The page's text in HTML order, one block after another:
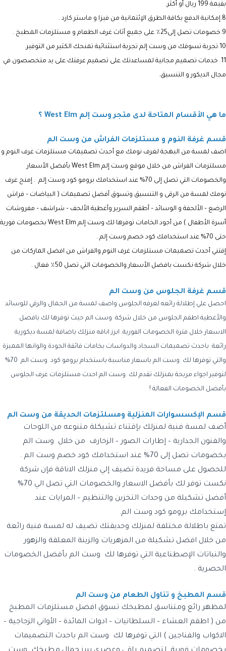
بقيمة 199 ريال أو أكثر.
8.إمكانية الدفع بكافة الطرق الإئتمانية من فيزا و ماستر كارد .
9.خصومات تصل إلى25٪ على جميع أثاث غرف الطعام و مستلزمات المطبخ .
10.تجربة تسوقك من وست إلم تجربة استثنائية تمنحك الكثير من التوفير.
11. خدمات تصميم مجانية لمساعدتك على تصميم غرفتك على يد متخصصون في
مجال الديكور و التنسيق.
ما هي الأقسام المتاحة لدى متجر وست إلم West Elm ؟
قسم غرفة النوم و مستلزمات الفراش من وست الم
اضف لمسة من البهجة لغرف نومك مع أحدث تصميمات مستلزمات غرف النوم و
مسلتزمات الفراش من خلال موقع وست إلم West Elm
بأفضل الأسعار
والخصومات التي تصل إلى 70% عند استخدامك برومو كود
وست إلم . إمنح غرف
نومك لمسة من الرقى و التنسيق وتسوق أفضل تصميمات ( البياضات – فراش
الرضع – الألحفة و الوسائد – أطقم السرير وأغطية الألحف – شراشف – مفروشات
أسرة الأطفال ) من أجود الخامات توفرها لك وست إلم West Elm
بخصومات فورية
حتى 70% عند استخدامك كود خصم
وست إلم .
إقتني أحدث تصميمات مستلزمات غرف النوم والفراش من افضل الماركات من
خلال شركة نكست بافضل الأسعار والخصومات التي تصل 50٪ فعال .
قسم غرفة الجلوس من وست الم
احصل علي إطلالة رائعه لغرفه الجلوس واضف لمسة من الجمال والرقي للوسائد
والأغطية اطقم الجلوس من خلال شركة وست الم حيث توفرها لك بافضل
الاسعار خلال فترة الخصومات الفورية. ابرز اناقه منزلك باضافة لمسة ديكورية
رائعة باحدث تصميمات السجاد والدواسات بخامات فائقة الجودة والوانها المميزة
والتي توفرها لك وست الم باسعار مناسبة باستخدام برومو كود وست الم 70%
لتوفير اجواء مريحة بمنزلك تقدم لك وست الم احدث مستلزمات غرف الجلوس
بأفضل الخصومات الفعالة !
قسم الإكسسوارات المنزلية ومسلتزمات الحديقة من وست الم
أضف لمسة فنية لمنزلك بإقتناء تشيكلة متنوعه من اللوحات
والفنون الجدارية – إطارات الصور – الزخارف من خلال وست الم
بخصومات تصل إلى 70% عند استخدامك كود خصم وست الم .
للحصول على مساحة فريدة تضيف إلي منزلك الاناقة فإن شركة
نكست توفر لك بأفضل الاسعار والخصومات التي تصل الي 70%
أفضل تشكيلة من وحدات التخزين والتنظيم – المرايات عند
إستخدامك برومو كود وست الم.
تمتع باطلالة مختلفة لمنزلك وحديقتك تضيف له لمسة فنية رائعة
من خلال افضل تشكيلة من المزهريات والزينة المعلقة والزهور
والنباتات الإصطناعية التي توفرها لك وست الم بأفضل الخصومات
الحصرية .
قسم المطبخ و تناول الطعام من وست الم
لمظهر رائع ومتناسق لمطبخك تسوق افضل مستلزمات المطبخ
من ( اطقم العشاء – السلطانيات – ادوات المائدة – الأواني الزجاجية –
الاكواب والفناجين ) التي توفرها لك وست الم باحدث التصميمات